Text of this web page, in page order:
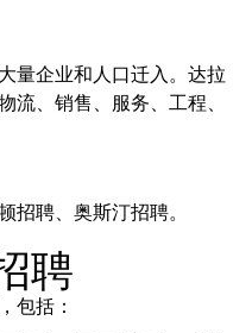
量企业和人口迁入。达拉
流、销售、服务、工程、
招聘、奥斯汀招聘。
聘
包括：